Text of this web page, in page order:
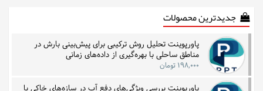
جدیدترین محصولات
پاورپوینت تحلیل روش ترکیبی برای پیش‌بینی بارش در
مناطق ساحلی با بهره‌گیری از داده‌های زمانی
۱۹۸,۰۰۰ تومان